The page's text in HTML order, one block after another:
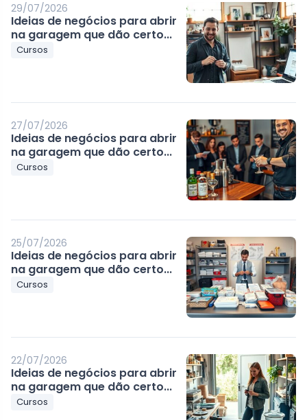
29/07/2026
Ideias de negócios para abrir
na garagem que dão certo...
Cursos
27/07/2026
Ideias de negócios para abrir
na garagem que dão certo...
Cursos
25/07/2026
Ideias de negócios para abrir
na garagem que dão certo...
Cursos
22/07/2026
Ideias de negócios para abrir
na garagem que dão certo...
Cursos